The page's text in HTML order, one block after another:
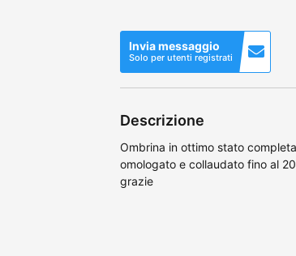
Invia messaggio
Solo per utenti registrati
Descrizione
Ombrina in ottimo stato
omologato e collaudato fino al
grazie